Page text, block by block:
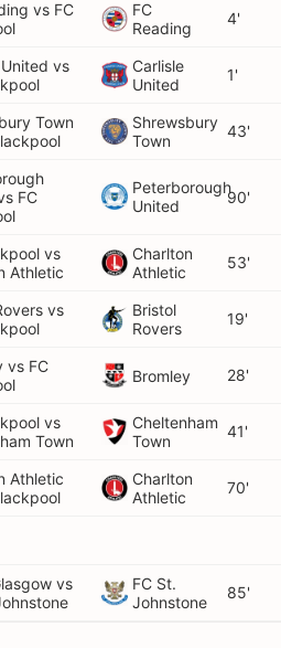
vs FC
FC
Reading
4'
vs
Carlisle
United
1'
Town
Shrewsbury
Town
43'
FC
Peterborough
United
90'
vs
Athletic
Charlton
Athletic
53'
vs
Bristol
Rovers
19'
vs FC
Bromley 28'
vs
Town
Cheltenham
Town
41'
Athletic
Charlton
Athletic
70'
vs
FC St.
Johnstone
85'